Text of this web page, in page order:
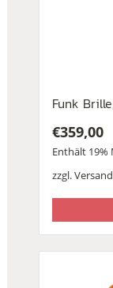
Funk
€359,00
Enthält 19%
zzgl.Versand